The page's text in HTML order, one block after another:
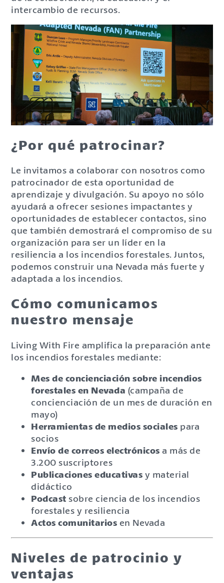
intercambio de recursos.
¿Por qué patrocinar?
Le invitamos a colaborar con nosotros como
patrocinador de esta oportunidad de
aprendizaje y divulgación. Su apoyo no sólo
ayudará a ofrecer sesiones impactantes y
oportunidades de establecer contactos, sino
que también demostrará el compromiso de su
organización para ser un líder en la
resiliencia a los incendios forestales. Juntos,
podemos construir una Nevada más fuerte y
adaptada a los incendios.
Cómo comunicamos
nuestro mensaje
Living With Fire amplifica la preparación ante
los incendios forestales mediante:
Mes de concienciación sobre incendios
forestales en Nevada (campaña de
concienciación de un mes de duración en
mayo)
Herramientas de medios sociales para
socios
Envío de correos electrónicos a más de
3.200 suscriptores
Publicaciones educativas y material
didáctico
Podcast sobre ciencia de los incendios
forestales y resiliencia
Actos comunitarios en Nevada
Niveles de patrocinio y
ventajas